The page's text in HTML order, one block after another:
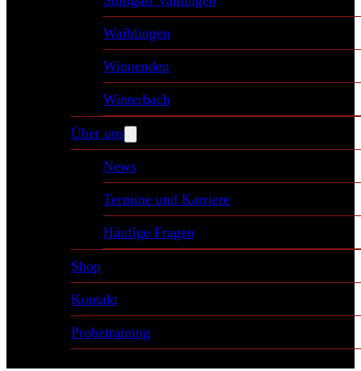
Waiblingen
Winnenden
Winterbach
Über uns
News
Termine und Karriere
Häufige Fragen
Shop
Kontakt
Probetraining